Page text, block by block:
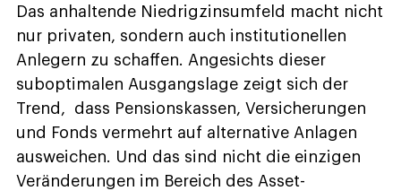
Das anhaltende Niedrigzinsumfeld macht nicht
nur privaten, sondern auch institutionellen
Anlegern zu schaffen. Angesichts dieser
suboptimalen Ausgangslage zeigt sich der
Trend, dass Pensionskassen, Versicherungen
und Fonds vermehrt auf alternative Anlagen
ausweichen. Und das sind nicht die einzigen
Veränderungen im Bereich des Asset-